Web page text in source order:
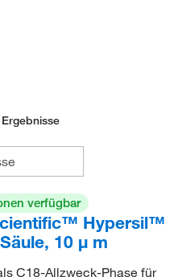
verfügbar
Hypersil™
10 μ m
C18-Allzweck-Phase für